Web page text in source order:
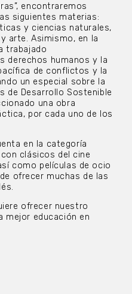
encontraremos
siguientes materias:
y ciencias naturales,
arte. Asimismo, en la
trabajado
derechos humanos y la
de conflictos y la
un especial sobre la
de Desarrollo Sostenible
una obra
por cada uno de los
en la categoría
clásicos del cine
como películas de ocio
ofrecer muchas de las
ofrecer nuestro
mejor educación en